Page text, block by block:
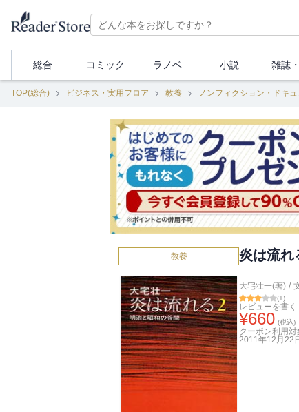
総合 コミック ラノベ 小説 雑誌・
TOP(総合) ビジネス・実用フロア 教養 ノンフィクション・ドキ
教養 炎は流
大宅壮一(著) /
(1)
レビューを書く
¥660 (税込)
クーポン利用対
2011年12月22